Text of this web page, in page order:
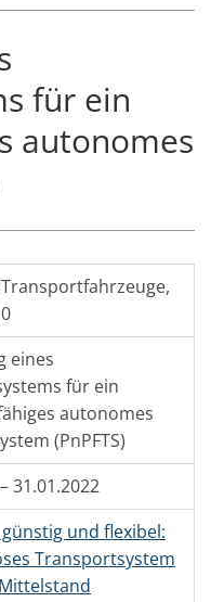
für ein
autonomes
,
eines
für ein
autonomes
(PnPFTS)
31.01.2022
und flexibel:
Transportsystem